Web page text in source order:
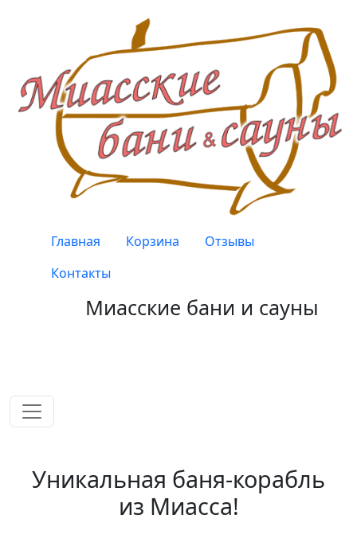
Верхнее меню
Главная Корзина
Отзывы
Контакты
Миасские бани и сауны
Уникальная баня-корабль
из Миасса!